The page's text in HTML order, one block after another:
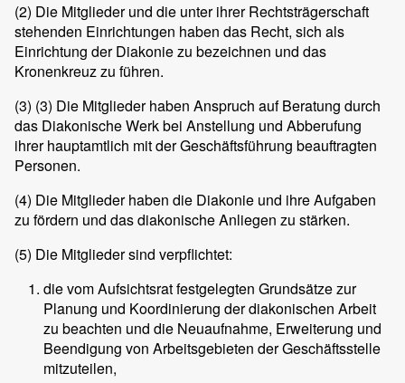
(2) Die Mitglieder und die unter ihrer Rechtsträgerschaft
stehenden Einrichtungen haben das Recht, sich als
Einrichtung der Diakonie zu bezeichnen und das
Kronenkreuz zu führen.
(3) (3) Die Mitglieder haben Anspruch auf Beratung durch
das Diakonische Werk bei Anstellung und Abberufung
ihrer hauptamtlich mit der Geschäftsführung beauftragten
Personen.
(4) Die Mitglieder haben die Diakonie und ihre Aufgaben
zu fördern und das diakonische Anliegen zu stärken.
(5) Die Mitglieder sind verpflichtet:
die vom Aufsichtsrat festgelegten Grundsätze zur
Planung und Koordinierung der diakonischen Arbeit
zu beachten und die Neuaufnahme, Erweiterung und
Beendigung von Arbeitsgebieten der Geschäftsstelle
mitzuteilen,